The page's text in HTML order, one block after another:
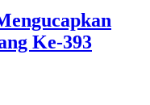
Ke-393